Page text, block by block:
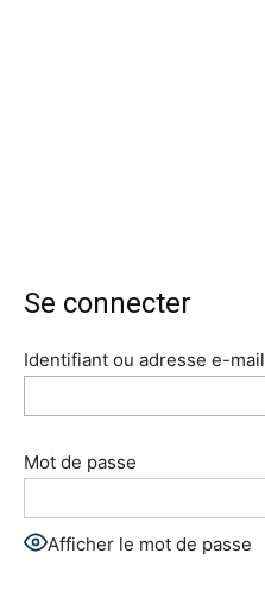
Se connecter
Identifiant ou adresse e-mail
Mot de passe
Afficher le mot de passe